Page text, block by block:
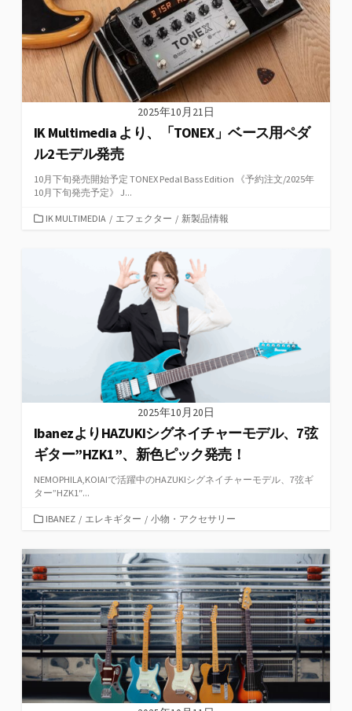
2025年10月21日
IK Multimedia より、「TONEX」ベース用ペダ
ル2モデル発売
10月下旬発売開始予定 TONEX Pedal Bass Edition 《予約注文/2025年
10月下旬発売予定》 J...
カIK MULTIMEDIA / エフェクター / 新製品情報
2025年10月20日
IbanezよりHAZUKIシグネイチャーモデル、7弦
ギター”HZK1”、新色ピック発売！
NEMOPHILA,KOIAIで活躍中のHAZUKIシグネイチャーモデル、7弦ギ
ター”HZK1″...
カ
ゴ
ー
IBANEZ / エレキギター / 小物・アクセサリー